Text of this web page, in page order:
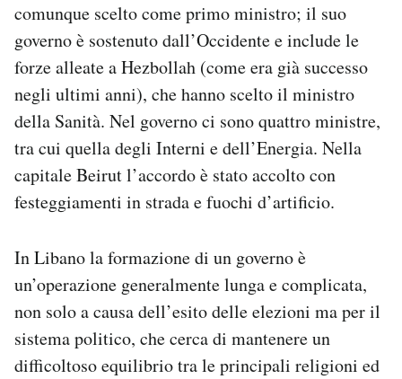
Esci
comunque scelto come primo ministro; il suo
governo è sostenuto dall’Occidente e include le
forze alleate a Hezbollah (come era già successo
negli ultimi anni), che hanno scelto il ministro
della Sanità. Nel governo ci sono quattro ministre,
tra cui quella degli Interni e dell’Energia. Nella
capitale Beirut l’accordo è stato accolto con
festeggiamenti in strada e fuochi d’artificio.
In Libano la formazione di un governo è
un’operazione generalmente lunga e complicata,
non solo a causa dell’esito delle elezioni ma per il
sistema politico, che cerca di mantenere un
difficoltoso equilibrio tra le principali religioni ed